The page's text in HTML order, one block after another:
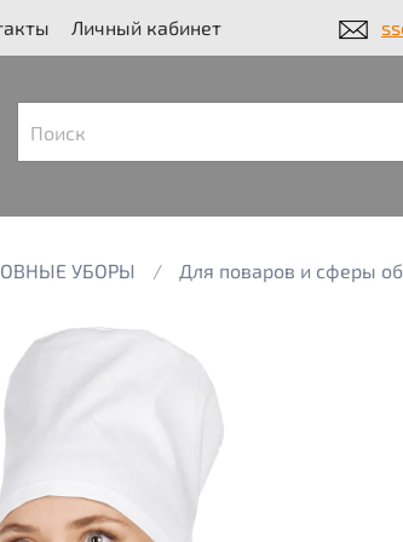
Личный кабинет
УБОРЫ Для поваров и сферы